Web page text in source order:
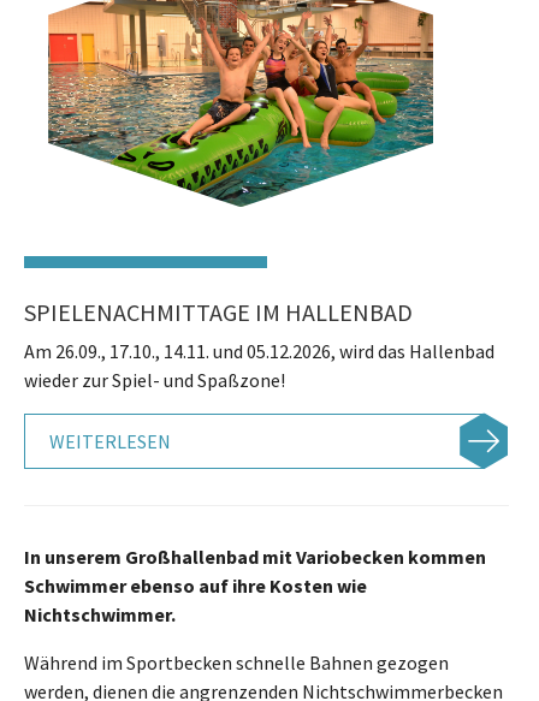
SPIELENACHMITTAGE IM HALLENBAD
Am 26.09., 17.10., 14.11. und 05.12.2026, wird das Hallenbad
wieder zur Spiel- und Spaßzone!
WEITERLESEN
In unserem Großhallenbad mit Variobecken kommen
Schwimmer ebenso auf ihre Kosten wie
Nichtschwimmer.
Während im Sportbecken schnelle Bahnen gezogen
werden, dienen die angrenzenden Nichtschwimmerbecken